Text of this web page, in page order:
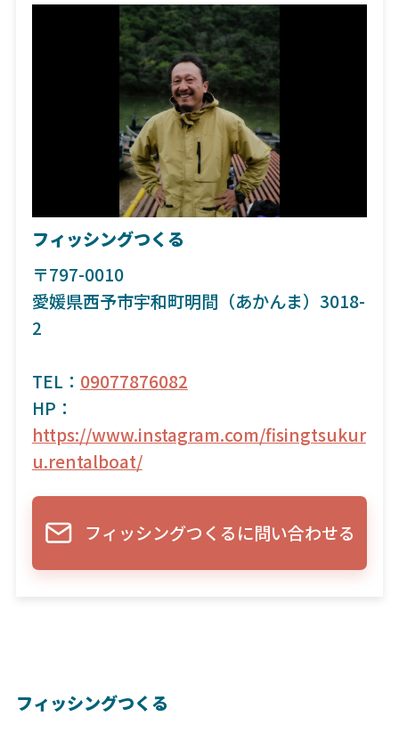
フィッシングつくる
〒797-0010
愛媛県西予市宇和町明間（あかんま）3018-
2
TEL： 09077876082
HP：
https://www.instagram.com/fisingtsukur
u.rentalboat/
フィッシングつくるに問い合わせる
フィッシングつくる